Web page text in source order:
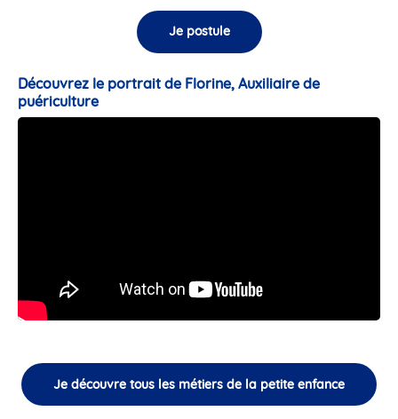
Je postule
Découvrez le portrait de Florine, Auxiliaire de
puériculture
Je découvre tous les métiers de la petite enfance